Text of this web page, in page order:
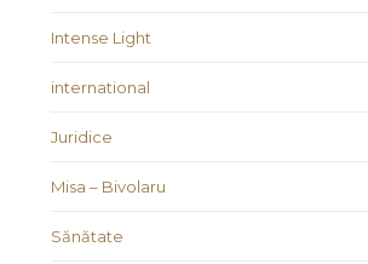
Intense Light
international
Juridice
Misa – Bivolaru
Sănătate